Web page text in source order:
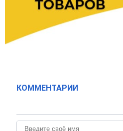
КОММЕНТАРИИ